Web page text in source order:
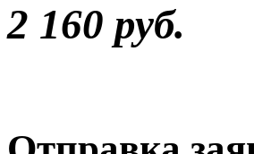
2 160 руб.